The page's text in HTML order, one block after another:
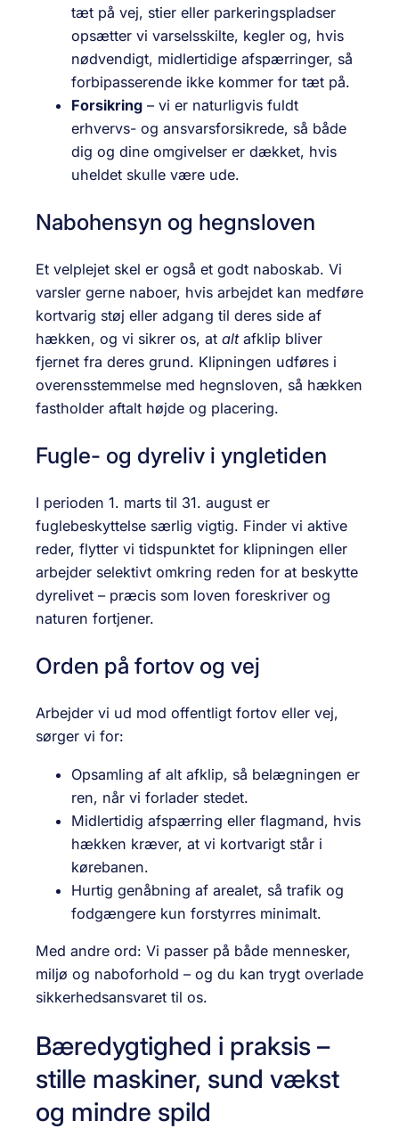
tæt på vej, stier eller parkeringspladser
opsætter vi varselsskilte, kegler og, hvis
nødvendigt, midlertidige afspærringer, så
forbipasserende ikke kommer for tæt på.
Forsikring – vi er naturligvis fuldt
erhvervs- og ansvarsforsikrede, så både
dig og dine omgivelser er dækket, hvis
uheldet skulle være ude.
Nabohensyn og hegnsloven
Et velplejet skel er også et godt naboskab. Vi
varsler gerne naboer, hvis arbejdet kan medføre
kortvarig støj eller adgang til deres side af
hækken, og vi sikrer os, at altafklip bliver
fjernet fra deres grund. Klipningen udføres i
overensstemmelse med hegnsloven, så hækken
fastholder aftalt højde og placering.
Fugle- og dyreliv i yngletiden
I perioden 1. marts til 31. august er
fuglebeskyttelse særlig vigtig. Finder vi aktive
reder, flytter vi tidspunktet for klipningen eller
arbejder selektivt omkring reden for at beskytte
dyrelivet – præcis som loven foreskriver og
naturen fortjener.
Orden på fortov og vej
Arbejder vi ud mod offentligt fortov eller vej,
sørger vi for:
Opsamling af alt afklip, så belægningen er
ren, når vi forlader stedet.
Midlertidig afspærring eller flagmand, hvis
hækken kræver, at vi kortvarigt står i
kørebanen.
Hurtig genåbning af arealet, så trafik og
fodgængere kun forstyrres minimalt.
Med andre ord: Vi passer på både mennesker,
miljø og naboforhold – og du kan trygt overlade
sikkerhedsansvaret til os.
Bæredygtighed i praksis –
stille maskiner, sund vækst
og mindre spild